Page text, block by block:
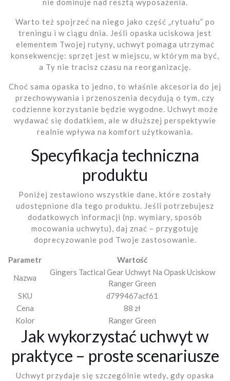
nie dominuje nad resztą wyposażenia.
Warto też spojrzeć na niego jako część „rytuału” po
treningu i w ciągu dnia. Jeśli opaska uciskowa jest
elementem Twojej rutyny, uchwyt pomaga utrzymać
konsekwencję: sprzęt jest w miejscu, w którym ma być,
a Ty nie tracisz czasu na reorganizację.
Choć sama opaska to jedno, to właśnie akcesoria do jej
przechowywania i przenoszenia decydują o tym, czy
codzienne korzystanie będzie wygodne. Uchwyt może
wydawać się dodatkiem, ale w dłuższej perspektywie
realnie wpływa na komfort użytkowania.
Specyfikacja techniczna
produktu
Poniżej zestawiono wszystkie dane, które zostały
udostępnione dla tego produktu. Jeśli potrzebujesz
dodatkowych informacji (np. wymiary, sposób
mocowania uchwytu), daj znać – przygotuję
doprecyzowanie pod Twoje zastosowanie.
Parametr
Wartość
Nazwa
Gingers Tactical Gear Uchwyt Na Opask Uciskow
Ranger Green
SKU
d799467acf61
Cena
88 zł
Kolor
Ranger Green
Jak wykorzystać uchwyt w
praktyce – proste scenariusze
Uchwyt przydaje się szczególnie wtedy, gdy opaska